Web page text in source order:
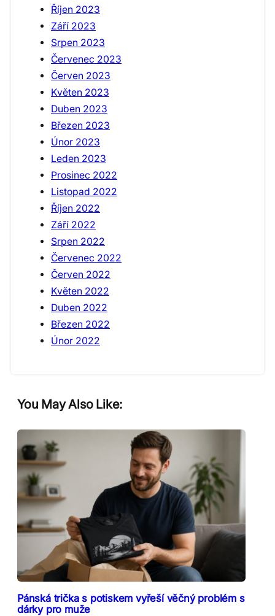
Říjen 2023
Září 2023
Srpen 2023
Červenec 2023
Červen 2023
Květen 2023
Duben 2023
Březen 2023
Únor 2023
Leden 2023
Prosinec 2022
Listopad 2022
Říjen 2022
Září 2022
Srpen 2022
Červenec 2022
Červen 2022
Květen 2022
Duben 2022
Březen 2022
Únor 2022
You May Also Like:
Pánská trička s potiskem vyřeší věčný problém s
dárky pro muže